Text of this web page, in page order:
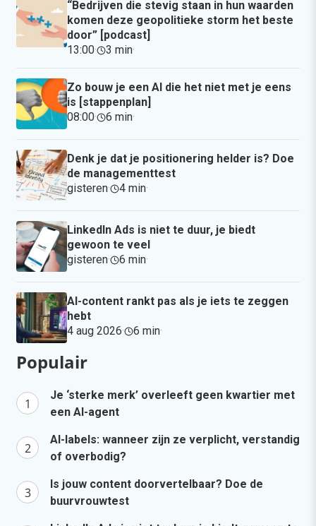
“Bedrijven die stevig staan in hun waarden
komen deze geopolitieke storm het beste
door” [podcast]
13:00· 3 min·
Zo bouw je een AI die het niet met je eens
is [stappenplan]
08:00· 6 min·
Denk je dat je positionering helder is? Doe
de managementtest
gisteren· 4 min·
LinkedIn Ads is niet te duur, je biedt
gewoon te veel
gisteren· 6 min·
AI-content rankt pas als je iets te zeggen
hebt
4 aug 2026· 6 min·
Populair
Je ‘sterke merk’ overleeft geen kwartier met
een AI-agent
AI-labels: wanneer zijn ze verplicht, verstandig
of overbodig?
Is jouw content doorvertelbaar? Doe de
buurvrouwtest